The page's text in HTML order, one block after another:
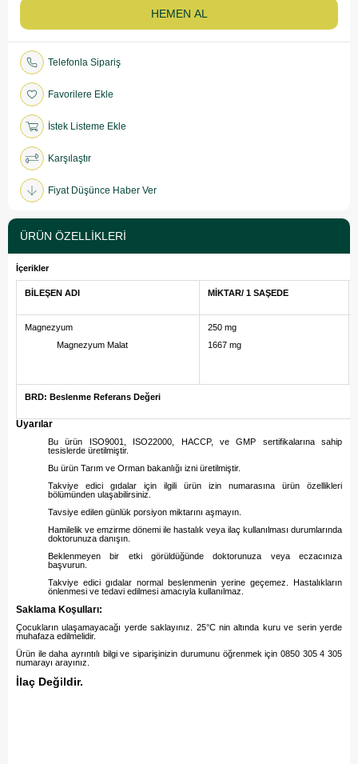
Telefonla Sipariş
Favorilere Ekle
İstek Listeme Ekle
Karşılaştır
Fiyat Düşünce Haber Ver
ÜRÜN ÖZELLIKLERI
İçerikler
BİLEŞEN ADI MİKTAR/ 1 SAŞEDE
Magnezyum
Magnezyum Malat
250 mg
1667 mg
BRD: Beslenme Referans Değeri
Uyarılar
Bu ürün ISO9001, ISO22000, HACCP, ve GMP sertifikalarına sahip
tesislerde üretilmiştir.
Bu ürün Tarım ve Orman bakanlığı izni üretilmiştir.
Takviye edici gıdalar için ilgili ürün izin numarasına ürün özellikleri
bölümünden ulaşabilirsiniz.
Tavsiye edilen günlük porsiyon miktarını aşmayın.
Hamilelik ve emzirme dönemi ile hastalık veya ilaç kullanılması durumlarında
doktorunuza danışın.
Beklenmeyen bir etki görüldüğünde doktorunuza veya eczacınıza
başvurun.
Takviye edici gıdalar normal beslenmenin yerine geçemez. Hastalıkların
önlenmesi ve tedavi edilmesi amacıyla kullanılmaz.
Saklama Koşulları:
Çocukların ulaşamayacağı yerde saklayınız. 25°C nin altında kuru ve serin yerde
muhafaza edilmelidir.
Ürün ile daha ayrıntılı bilgi ve siparişinizin durumunu öğrenmek için 0850 305 4 305
numarayı arayınız.
İlaç Değildir.